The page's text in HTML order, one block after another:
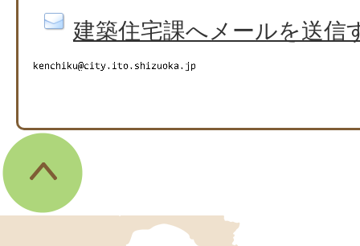
建築住宅課へメールを送信